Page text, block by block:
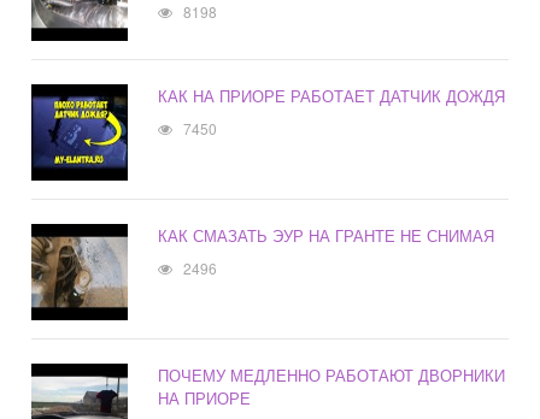
8198
КАК НА ПРИОРЕ РАБОТАЕТ ДАТЧИК ДОЖДЯ
7450
КАК СМАЗАТЬ ЭУР НА ГРАНТЕ НЕ СНИМАЯ
2496
ПОЧЕМУ МЕДЛЕННО РАБОТАЮТ ДВОРНИКИ
НА ПРИОРЕ